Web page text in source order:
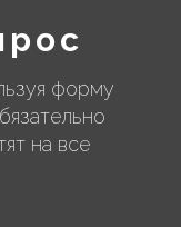
форму
на все